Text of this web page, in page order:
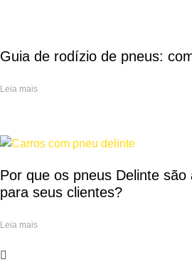
Guia de rodízio de pneus:
Leia mais
Por que os pneus Delinte são
para seus clientes?
Leia mais